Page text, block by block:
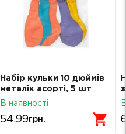
Набір кульки 10 дюймів
металік асорті, 5 шт
В наявності
54.99грн.